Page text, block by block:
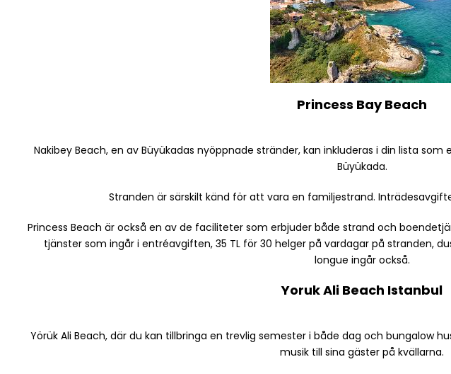
Princess Bay Beach
Nakibey Beach, en av Büyükadas nyöppnade stränder, kan inkluderas i din lista
Büyükada.
Stranden är särskilt känd för att vara en familjestrand.
Princess Beach är också en av de faciliteter som erbjuder både strand och
tjänster som ingår i entréavgiften, 35 TL för 30 helger på vardagar på stranden,
longue ingår också.
Yoruk Ali Beach Istanbul
Yörük Ali Beach, där du kan tillbringa en trevlig semester i både dag och bungalow
musik till sina gäster på kvällarna.